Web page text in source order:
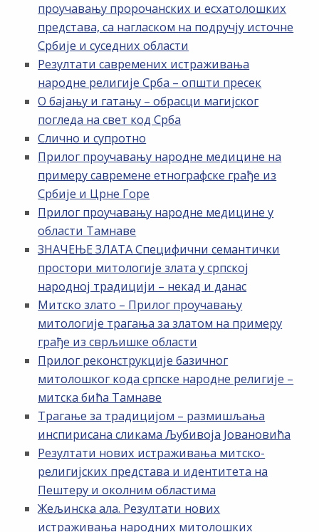
проучавању пророчанских и есхатолошких
представа, са нагласком на подручју источне
Србије и суседних области
Резултати савремених истраживања
народне религије Срба – општи пресек
О бајању и гатању – обрасци магијског
погледа на свет код Срба
Слично и супротно
Прилог проучавању народне медицине на
примеру савремене етнографске грађе из
Србије и Црне Горе
Прилог проучавању народне медицине у
области Тамнаве
ЗНАЧЕЊЕ ЗЛАТА Специфични семантички
простори митологије злата у српској
народној традицији – некад и данас
Митско злато – Прилог проучавању
митологије трагања за златом на примеру
грађе из сврљишке области
Прилог реконструкције базичног
митолошког кода српске народне религије –
митска бића Тамнаве
Трагање за традицијом – размишљања
инспирисана сликама Љубивоја Јовановића
Резултати нових истраживања митско-
религијских представа и идентитета на
Пештеру и околним областима
Жељинска ала. Резултати нових
истраживања народних митолошких